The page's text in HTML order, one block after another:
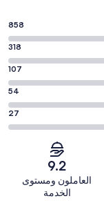
858
318
107
54
27
9.2
العاملون ومستوى
الخدمة